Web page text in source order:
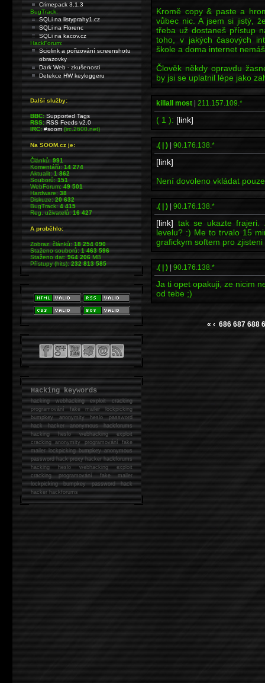
Kromě copy & paste a
vůbec nic. A jsem si jistý,
třeba už dostaneš přístup
toho, v jakých časových
škole a doma internet
Člověk někdy opravdu
by jsi se uplatnil lépe jako
killall most 211.157.109.*
( 1 ): [link]
.( | ) 90.176.138.*
[link]
Není dovoleno vkládat
.( | ) 90.176.138.*
[link] tak se ukazte frajeri.
levelu? :) Me to trvalo 15
grafickym softem pro
.( | ) 90.176.138.*
Ja ti opet opakuji, ze nicim
od tebe ;)
« ‹ 686 687 688
Crimepack 3.1.3
BugTrack:
SQLi na listyprahy1.cz
SQLi na Florenc
SQLi na kacov.cz
HackForum:
Sciolink a pořizování screenshotu
obrazovky
Dark Web - zkušenosti
Detekce HW keyloggeru
Další služby:
BBC: Supported Tags
RSS: RSS Feeds v2.0
IRC: #soom(irc.2600.net)
Na SOOM.cz je:
Článků:991
Komentářů:14 274
Aktualit:1 862
Souborů:151
WebForum:49 501
Hardware:38
Diskuze:20 632
BugTrack:4 415
Reg. uživatelů:16 427
A proběhlo:
Zobraz. článků:18 254 090
Staženo souborů:1 463 596
Staženo dat:964 206MB
Přístupy (hits):232 813 585
Hacking keywords
hackingwebhacking exploit cracking
programování fake mailer lockpicking
bumpkey anonymity heslo password
hackhacker anonymous hackforums
hackingheslo webhacking exploit
cracking anonymity programování fake
mailer lockpicking bumpkey anonymous
password hack proxy hacker hackforums
hacking heslo webhacking exploit
cracking programování fake mailer
lockpicking bumpkey password hack
hackerhackforums